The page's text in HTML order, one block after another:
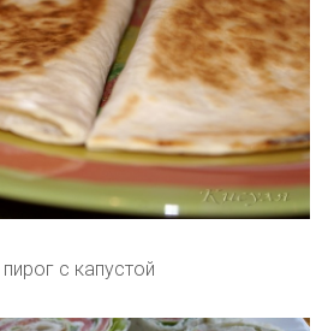
с капустой